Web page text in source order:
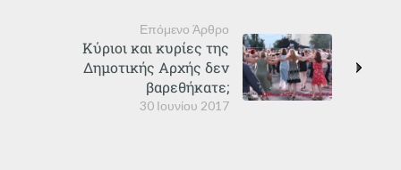
Επόμενο Άρθρο
30 Ιουνίου 2017
Κύριοι και κυρίες της
Δημοτικής Αρχής δεν
βαρεθήκατε;